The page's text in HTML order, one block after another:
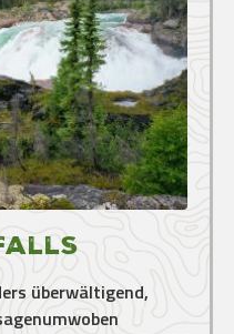
überwältigend,